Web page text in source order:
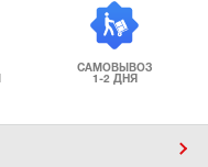
САМОВЫВОЗ
1-2 ДНЯ